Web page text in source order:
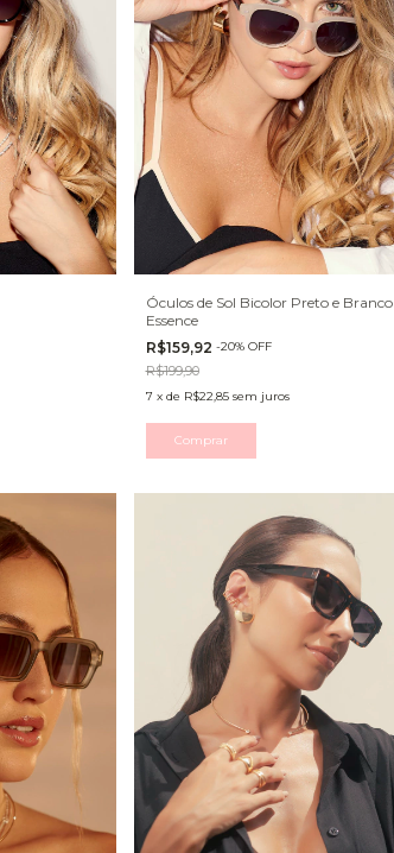
Óculos de Sol Bicolor Preto e Branco
Essence
R$159,92 -20% OFF
R$199,90
7 x de R$22,85 sem juros